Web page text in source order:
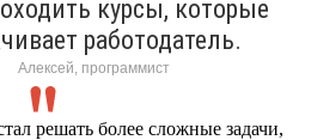
курсы, которые
работодатель.
Алексей, программист
решать более сложные задачи,